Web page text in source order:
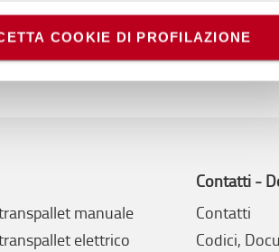
Potrai comunque modificare le
COOKIE DI PROFILAZIONE
Registrati
manuale
elettrico
Contatti -
Contatti
Codici,